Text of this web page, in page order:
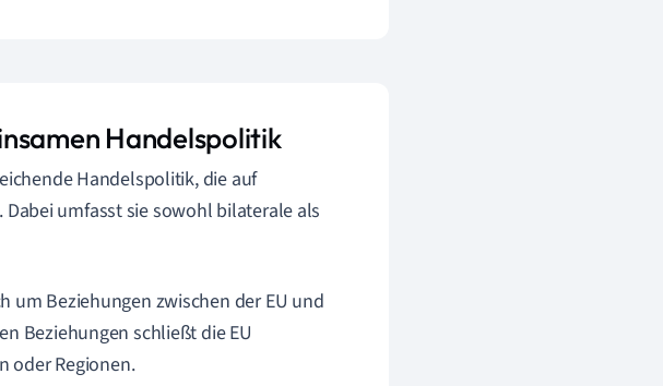
Handelspolitik
Handelspolitik, die auf
umfasst sie sowohl bilaterale als
um Beziehungen zwischen der EU und
Beziehungen schließt die EU
oder Regionen.